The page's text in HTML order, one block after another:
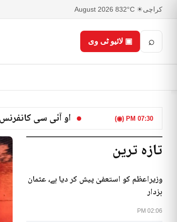
کراچی☀ 32°C
8 August 2026
⌕ ▣ لائیو ٹی وی
07:30 PM (◉) او آئی سی
تازہ ترین
02:06 PM
وزیراعظم کو استعفیٰ پیش کر دیا ہے، عثمان
بزدار